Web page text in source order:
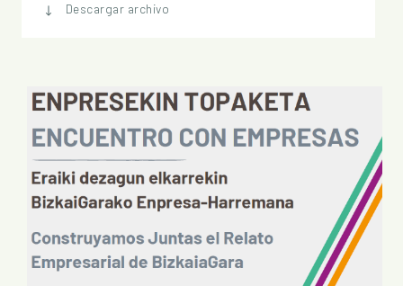
Descargar archivo